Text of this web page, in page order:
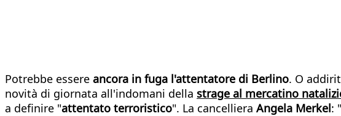
Potrebbe essere ancora in fuga l'attentatore di Berlino. O
novità di giornata all'indomani della strage al mercatino
a definire "attentato terroristico". La cancelliera Angela Merkel: